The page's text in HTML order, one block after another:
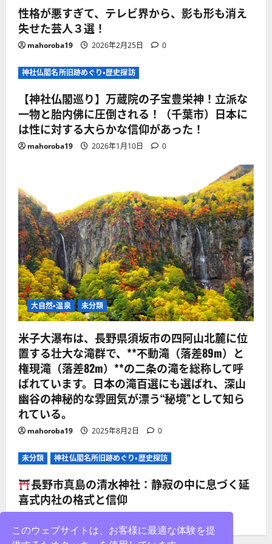
性格が悪すぎて、テレビ界から、影も形も消え
失せた芸人３選！
mahoroba19 2026年2月25日 0
神社仏閣名所旧跡めぐり・歴史探訪
【神社仏閣巡り】万蔵院の子宝豊栄神！立派な
一物と胎内佛に圧倒される！（千葉市）日本に
は性に対する大らかな信仰があった！
mahoroba19 2026年1月10日 0
大自然・温泉 未分類
米子大瀑布は、長野県須坂市の四阿山北麓に位
置する壮大な滝群で、**不動滝（落差89m）と
権現滝（落差82m）**の二条の滝を総称して呼
ばれています。日本の滝百選にも選ばれ、深山
幽谷の神秘的な雰囲気が漂う“秘境”として知ら
れている。
mahoroba19 2025年8月2日 0
未分類 神社仏閣名所旧跡めぐり・歴史探訪
長野市真島の清水神社：静寂の中に息づく延
喜式内社の格式と信仰
このウェブサイトは、お客様に最適な体験を提